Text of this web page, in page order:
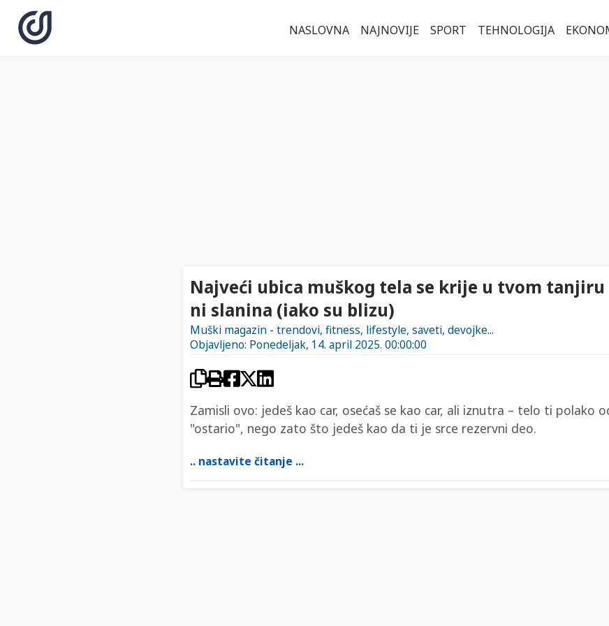
NASLOVNA NAJNOVIJE SPORT TEHNOLOGIJA
Najveći ubica muškog tela se krije u tvom tanjiru
ni slanina (iako su blizu)
Muški magazin - trendovi, fitness, lifestyle, saveti, devojke...
Objavljeno: Ponedeljak, 14. april 2025. 00:00:00
Zamisli ovo: jedeš kao car, osećaš se kao car, ali iznutra – telo ti polako
"ostario", nego zato što jedeš kao da ti je srce rezervni deo.
.. nastavite čitanje ...